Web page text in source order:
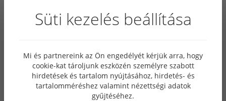
Süti kezelés beállítása
Mi és partnereink az Ön engedélyét kérjük arra, hogy
cookie-kat tároljunk eszközén személyre szabott
hirdetések és tartalom nyújtásához, hirdetés- és
tartalomméréshez valamint nézettségi adatok
gyűjtéséhez.